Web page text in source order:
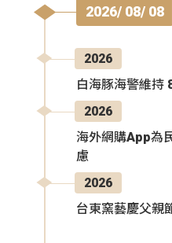
2026/ 08/ 08
2026
白海豚海警維持
2026
海外網購App為
慮
2026
台東窯藝慶父親